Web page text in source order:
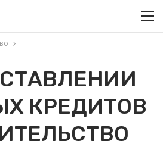
КРЕДИТОВ